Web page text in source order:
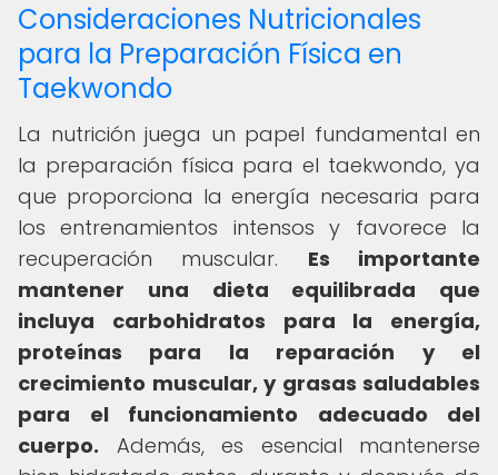
Consideraciones Nutricionales
para la Preparación Física en
Taekwondo
La nutrición juega un papel fundamental en
la preparación física para el taekwondo, ya
que proporciona la energía necesaria para
los entrenamientos intensos y favorece la
recuperación muscular. Es importante
mantener una dieta equilibrada que
incluya carbohidratos para la energía,
proteínas para la reparación y el
crecimiento muscular, y grasas saludables
para el funcionamiento adecuado del
cuerpo. Además, es esencial mantenerse